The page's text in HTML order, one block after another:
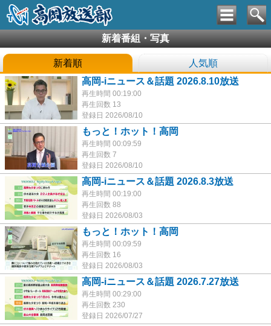
新着番組・写真
新着順
人気順
高岡-iニュース＆話題 2026.8.10放送
再生時間 00:19:00
再生回数 13
登録日 2026/08/10
もっと！ホット！高岡
再生時間 00:09:59
再生回数 7
登録日 2026/08/10
高岡-iニュース＆話題 2026.8.3放送
再生時間 00:19:00
再生回数 88
登録日 2026/08/03
もっと！ホット！高岡
再生時間 00:09:59
再生回数 16
登録日 2026/08/03
高岡-iニュース＆話題 2026.7.27放送
再生時間 00:29:00
再生回数 230
登録日 2026/07/27